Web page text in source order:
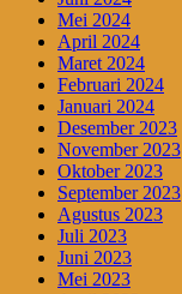
Mei 2024
April 2024
Maret 2024
Februari 2024
Januari 2024
Desember 2023
November 2023
Oktober 2023
September 2023
Agustus 2023
Juli 2023
Juni 2023
Mei 2023